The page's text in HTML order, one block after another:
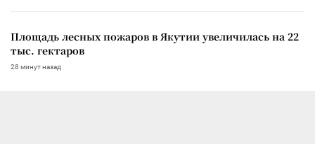
Площадь лесных пожаров в Якутии увеличилась на 22
тыс. гектаров
28 минут назад